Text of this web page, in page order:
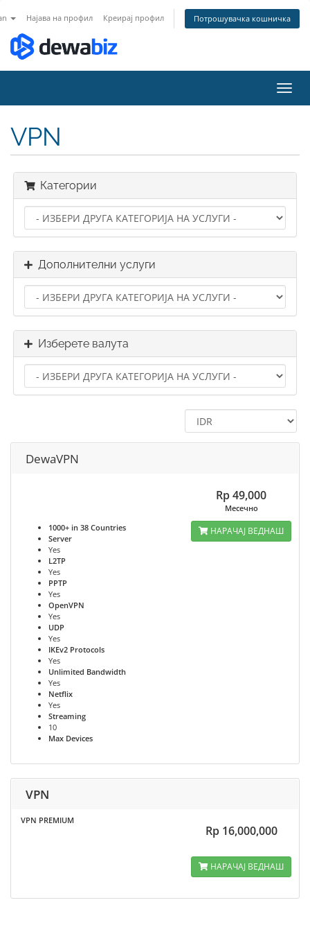
Најава на профил Креирај профил Потрошувачка кошничка
ја
VPN
Категории
Дополнителни услуги
Изберете валута
DewaVPN
1000+ in 38 Countries
Server
Yes
L2TP
Yes
PPTP
Yes
OpenVPN
Yes
UDP
Yes
IKEv2 Protocols
Yes
Unlimited Bandwidth
Yes
Netflix
Yes
Streaming
10
Max Devices
Rp 49,000
Месечно
НАРАЧАЈ ВЕДНАШ
VPN
VPN PREMIUM
Rp 16,000,000
НАРАЧАЈ ВЕДНАШ